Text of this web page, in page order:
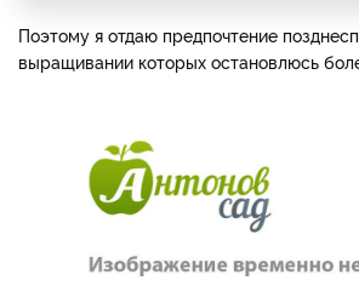
Поэтому я отдаю предпочтение
выращива­нии которых остановлюсь